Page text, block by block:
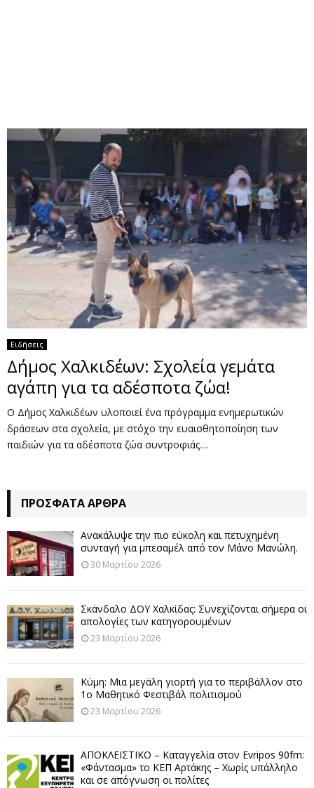
U
Ειδήσεις
Δήμος Χαλκιδέων: Σχολεία γεμάτα
αγάπη για τα αδέσποτα ζώα!
Ο Δήμος Χαλκιδέων υλοποιεί ένα πρόγραμμα ενημερωτικών
δράσεων στα σχολεία, με στόχο την ευαισθητοποίηση των
παιδιών για τα αδέσποτα ζώα συντροφιάς....
ΠΡΌΣΦΑΤΑ ΆΡΘΡΑ
Ανακάλυψε την πιο εύκολη και πετυχημένη
συνταγή για μπεσαμέλ από τον Μάνο Μανώλη.
30 Μαρτίου 2026
Σκάνδαλο ΔΟΥ Χαλκίδας: Συνεχίζονται σήμερα οι
απολογίες των κατηγορουμένων
23 Μαρτίου 2026
Κύμη: Μια μεγάλη γιορτή για το περιβάλλον στο
1ο Μαθητικό Φεστιβάλ πολιτισμού
23 Μαρτίου 2026
ΑΠΟΚΛΕΙΣΤΙΚΟ – Καταγγελία στον Evripos 90fm:
«Φάντασμα» το ΚΕΠ Αρτάκης – Χωρίς υπάλληλο
και σε απόγνωση οι πολίτες